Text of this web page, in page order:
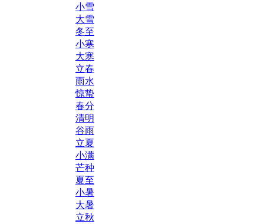
小雪
大雪
冬至
小寒
大寒
立春
雨水
惊蛰
春分
清明
谷雨
立夏
小满
芒种
夏至
小暑
大暑
立秋